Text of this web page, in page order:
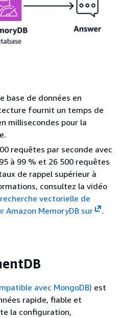
base de données en
fournit un temps de
millisecondes pour la
requêtes par seconde avec
à 99 % et 26 500 requêtes
de rappel supérieur à
consultez la vidéo
vectorielle de
Amazon MemoryDB sur
.
avec MongoDB) est
rapide, fiable et
la configuration,